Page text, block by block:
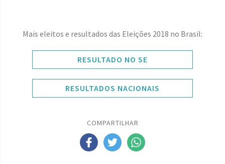
Mais eleitos e resultados das Eleições 2018 no Brasil:
RESULTADO NO SE
RESULTADOS NACIONAIS
COMPARTILHAR